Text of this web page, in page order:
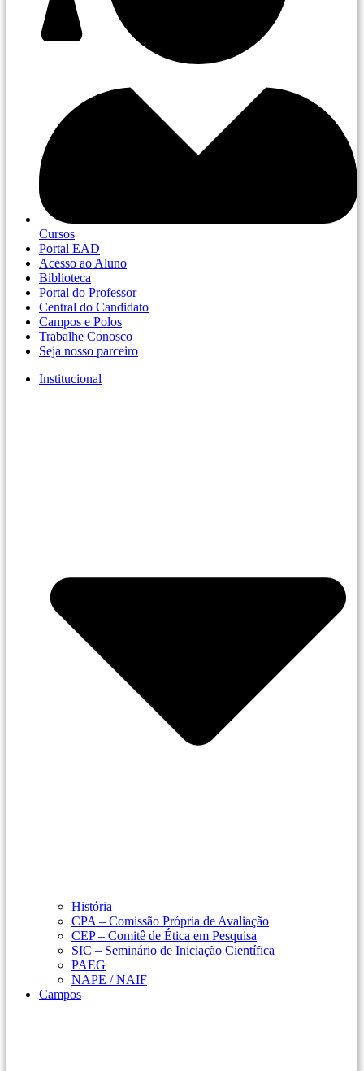
Cursos
Portal EAD
Acesso ao Aluno
Biblioteca
Portal do Professor
Central do Candidato
Campos e Polos
Trabalhe Conosco
Seja nosso parceiro
Institucional
História
CPA – Comissão Própria de Avaliação
CEP – Comitê de Ética em Pesquisa
SIC – Seminário de Iniciação Científica
PAEG
NAPE / NAIF
Campos